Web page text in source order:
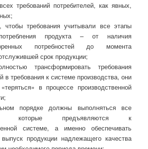
требований потребителей, как явных,
чтобы требования учитывали все этапы
продукта – от наличия
потребностей до момента
срок продукции;
трансформировать требования
в требования к системе производства, они
в процессе производственной
порядке должны выполняться все
которые предъявляются к
системе, а именно обеспечивать
продукции надлежащего качества